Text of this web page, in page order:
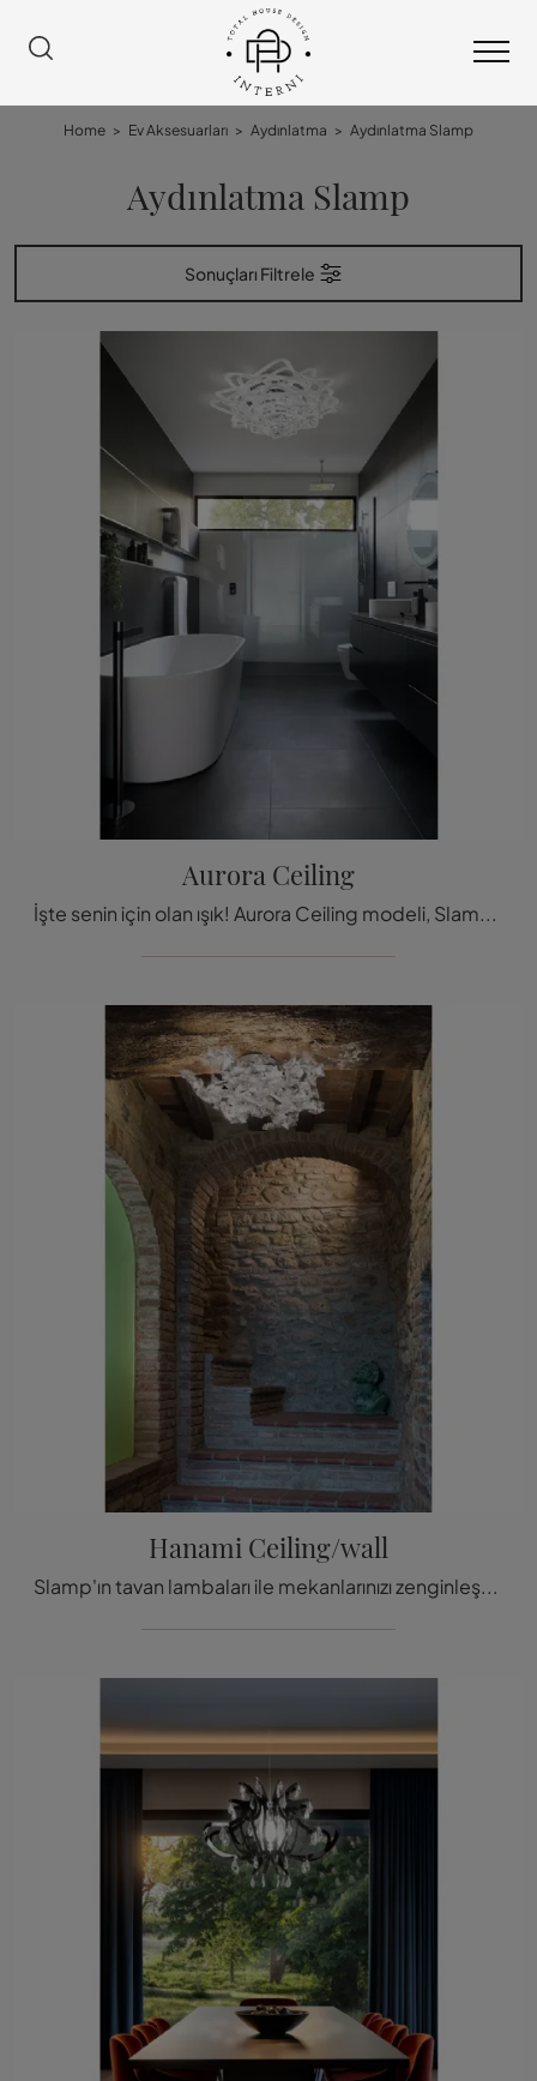
Home > Ev Aksesuarları > Aydınlatma > Aydınlatma Slamp
Aydınlatma Slamp
Sonuçları Filtrele
Aurora Ceiling
İşte senin için olan ışık! Aurora Ceiling modeli, Slamp'ın tavan lambalarından biridir.
Hanami Ceiling/wall
Slamp'ın tavan lambaları ile mekanlarınızı zenginleştirebilirsiniz: tıklayın ve Hanami Ceiling